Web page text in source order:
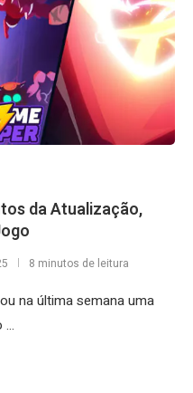
da Atualização,
8 minutos de leitura
na última semana uma
…